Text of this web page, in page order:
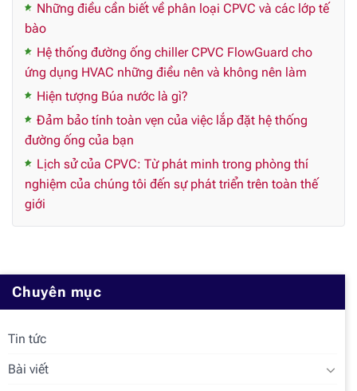
Những điều cần biết về phân loại CPVC và các lớp tế
bào
Hệ thống đường ống chiller CPVC FlowGuard cho
ứng dụng HVAC những điều nên và không nên làm
Hiện tượng Búa nước là gì?
Đảm bảo tính toàn vẹn của việc lắp đặt hệ thống
đường ống của bạn
Lịch sử của CPVC: Từ phát minh trong phòng thí
nghiệm của chúng tôi đến sự phát triển trên toàn thế
giới
Chuyên mục
Tin tức
Bài viết